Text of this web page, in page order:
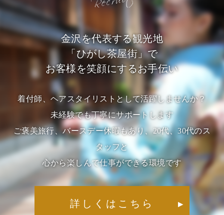
金沢を代表する観光地
「ひがし茶屋街」で
お客様を笑顔にするお手伝い
着付師、ヘアスタイリストとして活躍しませんか？
未経験でも丁寧にサポートします
ご褒美旅行、バースデー休暇もあり、20代、30代のス
タッフと
心から楽しんで仕事ができる環境です
詳しくはこちら ▶︎